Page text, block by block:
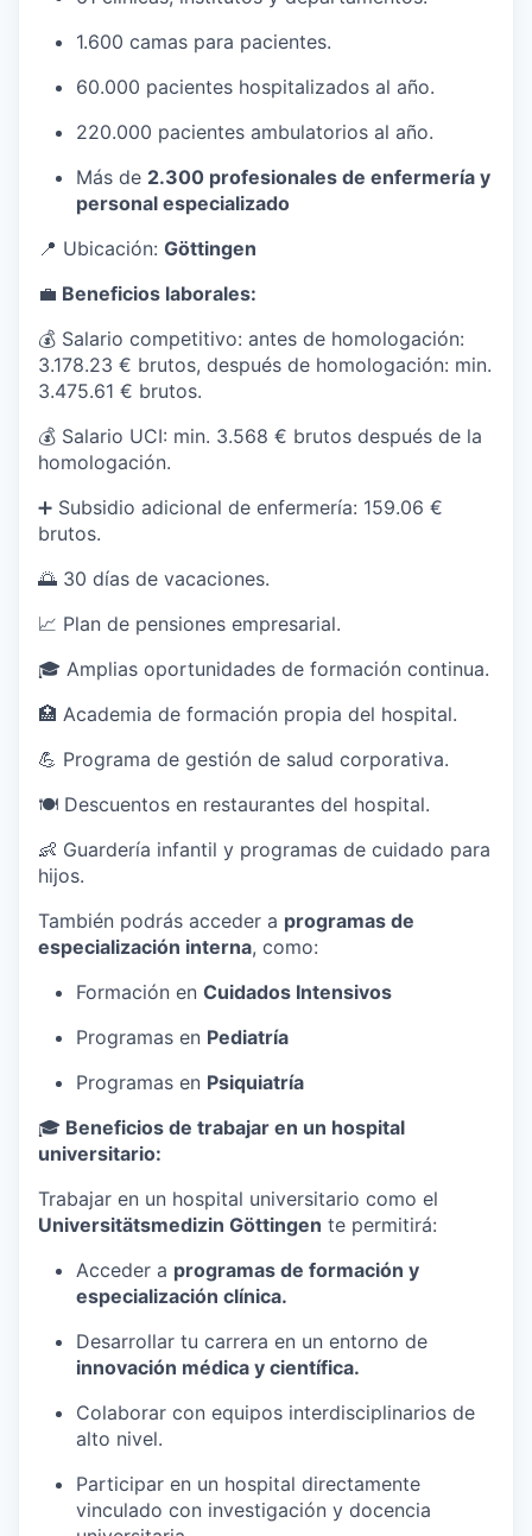
1.600 camas para pacientes.
60.000 pacientes hospitalizados al año.
220.000 pacientes ambulatorios al año.
Más de 2.300 profesionales de enfermería y
personal especializado
📍 Ubicación: Göttingen
💼 Beneficios laborales:
💰 Salario competitivo: antes de homologación:
3.178.23 € brutos, después de homologación: min.
3.475.61 € brutos.
💰 Salario UCI: min. 3.568 € brutos después de la
homologación.
➕ Subsidio adicional de enfermería: 159.06 €
brutos.
🌅 30 días de vacaciones.
📈 Plan de pensiones empresarial.
🎓 Amplias oportunidades de formación continua.
🏥 Academia de formación propia del hospital.
💪 Programa de gestión de salud corporativa.
🍽 Descuentos en restaurantes del hospital.
👶 Guardería infantil y programas de cuidado para
hijos.
También podrás acceder a programas de
especialización interna, como:
Formación en Cuidados Intensivos
Programas en Pediatría
Programas en Psiquiatría
🎓 Beneficios de trabajar en un hospital
universitario:
Trabajar en un hospital universitario como el
Universitätsmedizin Göttingen te permitirá:
Acceder a programas de formación y
especialización clínica.
Desarrollar tu carrera en un entorno de
innovación médica y científica.
Colaborar con equipos interdisciplinarios de
alto nivel.
Participar en un hospital directamente
vinculado con investigación y docencia